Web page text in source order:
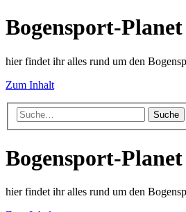
Bogensport-
hier findet ihr alles rund um den
Zum Inhalt
Suche
Bogensport-
hier findet ihr alles rund um den